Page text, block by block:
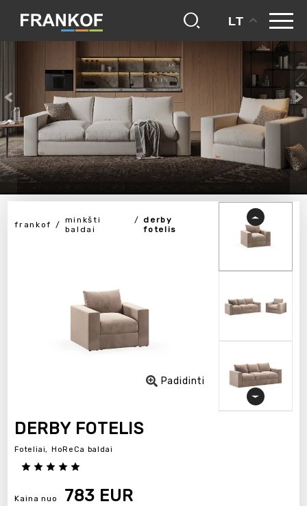
LT
frankof
minkšti
baldai
derby
fotelis
Padidinti
DERBY FOTELIS
Foteliai, HoReCa baldai
Kaina nuo 783 EUR